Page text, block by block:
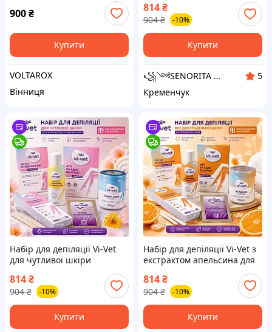
900₴
Купити
VOLTAROX
Вінниця
814₴
904 ₴ -10%
Купити
꧁༺SENORITA ༻꧂
5
Кременчук
Набір для депіляції Vi-Vet
для чутливої шкіри
814₴
904 ₴ -10%
Купити
Набір для депіляції Vi-Vet з
екстрактом апельсина для
814₴
904 ₴ -10%
Купити